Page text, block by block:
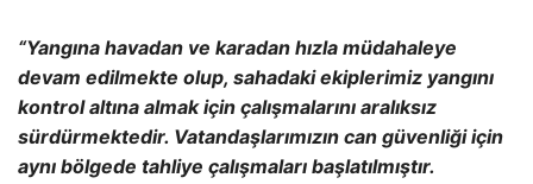
“Yangına havadan ve karadan hızla müdahaleye
devam edilmekte olup, sahadaki ekiplerimiz yangını
kontrol altına almak için çalışmalarını aralıksız
sürdürmektedir. Vatandaşlarımızın can güvenliği için
aynı bölgede tahliye çalışmaları başlatılmıştır.